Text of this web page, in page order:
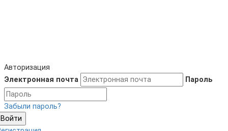
Авторизация
Электронная почта
Пароль
Забыли пароль?
Войти